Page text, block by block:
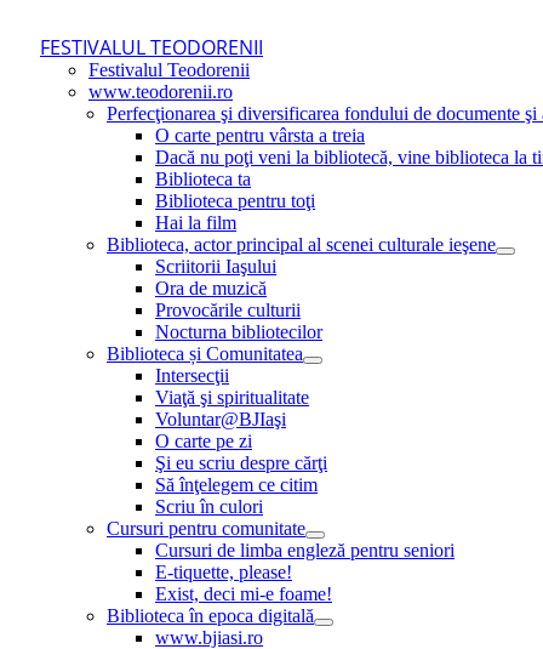
FESTIVALUL TEODORENII
Festivalul Teodorenii
www.teodorenii.ro
Perfecţionarea şi diversificarea fondului de documente
O carte pentru vârsta a treia
Dacă nu poţi veni la bibliotecă, vine biblioteca la
Biblioteca ta
Biblioteca pentru toţi
Hai la film
Biblioteca, actor principal al scenei culturale ieşene
Scriitorii Iaşului
Ora de muzică
Provocările culturii
Nocturna bibliotecilor
Biblioteca și Comunitatea
Intersecţii
Viaţă şi spiritualitate
Voluntar@BJIaşi
O carte pe zi
Şi eu scriu despre cărţi
Să înţelegem ce citim
Scriu în culori
Cursuri pentru comunitate
Cursuri de limba engleză pentru seniori
E-tiquette, please!
Exist, deci mi-e foame!
Biblioteca în epoca digitală
www.bjiasi.ro